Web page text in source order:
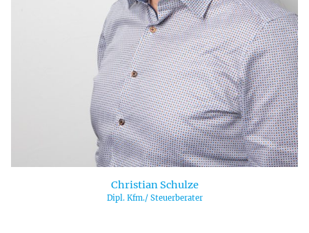
Christian Schulze
Dipl. Kfm./ Steuerberater